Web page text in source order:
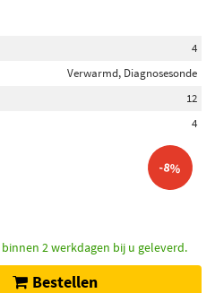
4
Verwarmd, Diagnosesonde
12
4
-8%
2 werkdagen bij u geleverd.
Bestellen